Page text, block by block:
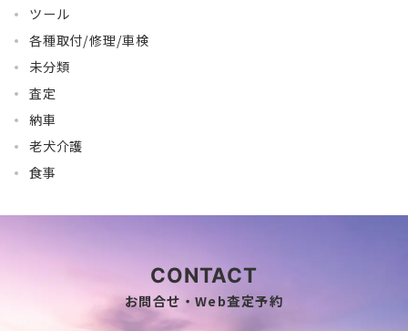
ツール
各種取付/修理/車検
未分類
査定
納車
老犬介護
食事
CONTACT
お問合せ・Web査定予約